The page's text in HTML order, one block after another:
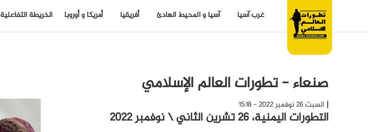
غرب آسيا آسيا و المحيط الهادئ أفريقيا أمريكا و أوروبا الخريطة التفاعلية
صنعاء - تطورات العالم الإسلامي
السبت 26 نوفمبر 2022 - 15:18
التطورات اليمنية، 26 تشرين الثاني \ نوفمبر 2022